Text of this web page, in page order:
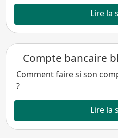
Lire la
Compte bancaire
Comment faire si son
?
Lire la